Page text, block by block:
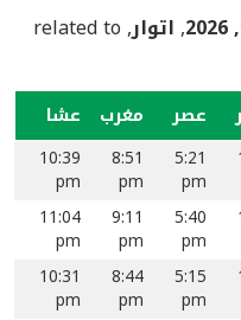
,اتوار, related to
عصر مغرب عشا
5:21
pm
8:51
pm
10:39
pm
5:40
pm
9:11
pm
11:04
pm
5:15
pm
8:44
pm
10:31
pm